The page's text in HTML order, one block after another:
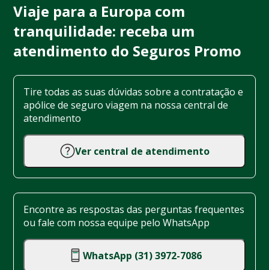
Viaje para a Europa com
tranquilidade: receba um
atendimento do Seguros Promo
Tire todas as suas dúvidas sobre a contratação e
apólice de seguro viagem na nossa central de
atendimento
Ver central de atendimento
Encontre as respostas das perguntas frequentes
ou fale com nossa equipe pelo WhatsApp
WhatsApp (31) 3972-7086